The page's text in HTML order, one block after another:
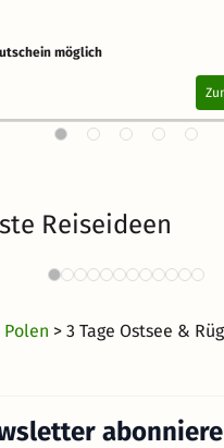
möglich
Reiseideen
am
2334 Angebote
Polen > 3 Tage Ostsee &